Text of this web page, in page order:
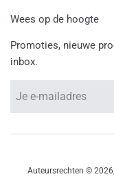
Wees op de hoogte
Promoties, nieuwe
inbox.
Auteursrechten © 2026,